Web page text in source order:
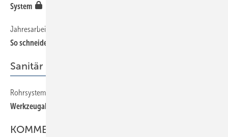
System
Jahresarbeitszahlen in der Praxis
So schneidet die Wärmepumpe im Realitäts-Check ab
Sanitär
Rohrsystem mit axialer Presstechnik
Werkzeugabhängige Verarbeitungsfehler vermeiden
KOMMENTAR